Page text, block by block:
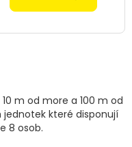
m od more a 100 m od
které disponují
8 osob.